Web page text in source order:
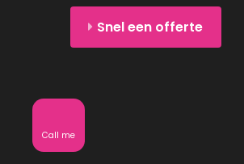
Snel een offerte
Call me